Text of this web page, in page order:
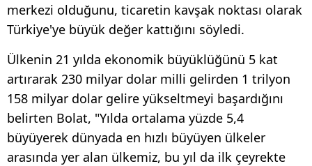
merkezi olduğunu, ticaretin kavşak noktası olarak
Türkiye'ye büyük değer kattığını söyledi.
Ülkenin 21 yılda ekonomik büyüklüğünü 5 kat
artırarak 230 milyar dolar milli gelirden 1 trilyon
158 milyar dolar gelire yükseltmeyi başardığını
belirten Bolat, "Yılda ortalama yüzde 5,4
büyüyerek dünyada en hızlı büyüyen ülkeler
arasında yer alan ülkemiz, bu yıl da ilk çeyrekte